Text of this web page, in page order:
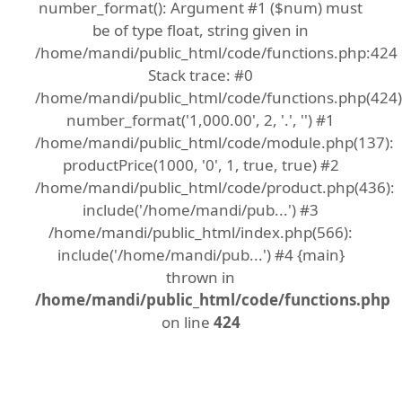
number_format(): Argument #1 ($num) must
be of type float, string given in
/home/mandi/public_html/code/functions.php:424
Stack trace: #0
/home/mandi/public_html/code/
number_format('1,000.00', 2, '.', '') #1
/home/mandi/public_html/code/module.php(137):
productPrice(1000, '0', 1, true, true) #2
/home/mandi/public_html/code/product.php(436):
include('/home/mandi/pub...') #3
/home/mandi/public_html/index.php(566):
include('/home/mandi/pub...') #4 {main}
thrown in
/home/mandi/public_html/code/functions.php
on line 424